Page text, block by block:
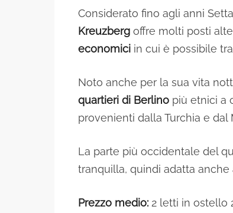
Considerato fino agli anni
Kreuzberg offre molti posti
economici in cui è possibile
Noto anche per la sua vita
quartieri di Berlino più etnici a
provenienti dalla Turchia e
La parte più occidentale del
tranquilla, quindi adatta
Prezzo medio: 2 letti in ostello